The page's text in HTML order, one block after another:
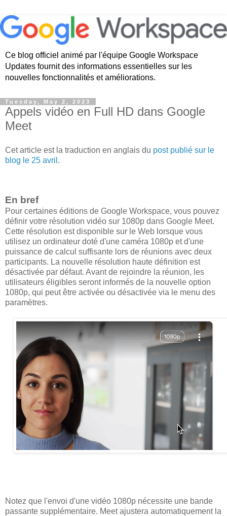
Ce blog officiel animé par l'équipe Google Workspace
Updates fournit des informations essentielles sur les
nouvelles fonctionnalités et améliorations.
Tuesday, May 2, 2023
Appels vidéo en Full HD dans Google
Meet
Cet article est la traduction en anglais du post publié sur le
blog le 25 avril .
En bref
Pour certaines éditions de Google Workspace, vous pouvez
définir votre résolution vidéo sur 1080p dans Google Meet.
Cette résolution est disponible sur le Web lorsque vous
utilisez un ordinateur doté d'une caméra 1080p et d'une
puissance de calcul suffisante lors de réunions avec deux
participants. La nouvelle résolution haute définition est
désactivée par défaut. Avant de rejoindre la réunion, les
utilisateurs éligibles seront informés de la nouvelle option
1080p, qui peut être activée ou désactivée via le menu des
paramètres.
Notez que l'envoi d'une vidéo 1080p nécessite une bande
passante supplémentaire. Meet ajustera automatiquement la